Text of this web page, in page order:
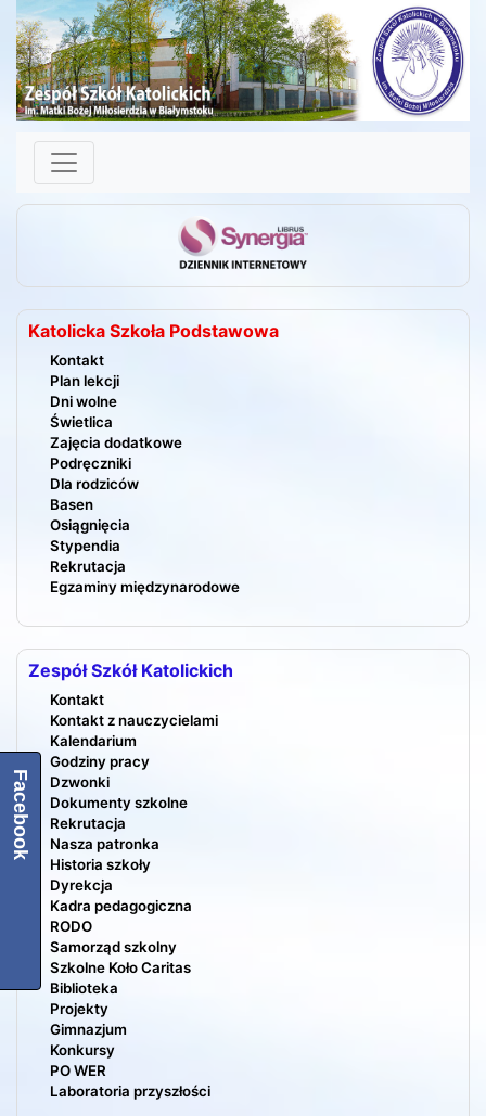
Katolicka Szkoła Podstawowa
Kontakt
Plan lekcji
Dni wolne
Świetlica
Zajęcia dodatkowe
Podręczniki
Dla rodziców
Basen
Osiągnięcia
Stypendia
Rekrutacja
Egzaminy międzynarodowe
Zespół Szkół Katolickich
Kontakt
Kontakt z nauczycielami
Kalendarium
Godziny pracy
Dzwonki
Dokumenty szkolne
Rekrutacja
Nasza patronka
Historia szkoły
Dyrekcja
Kadra pedagogiczna
RODO
Samorząd szkolny
Szkolne Koło Caritas
Biblioteka
Projekty
Gimnazjum
Konkursy
PO WER
Laboratoria przyszłości
Facebook